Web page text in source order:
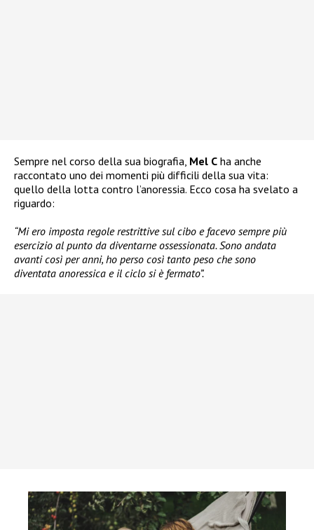
Sempre nel corso della sua biografia, Mel C ha anche
raccontato uno dei momenti più difficili della sua vita:
quello della lotta contro l’anoressia. Ecco cosa ha svelato a
riguardo:
“Mi ero imposta regole restrittive sul cibo e facevo sempre più
esercizio al punto da diventarne ossessionata. Sono andata
avanti così per anni, ho perso così tanto peso che sono
diventata anoressica e il ciclo si è fermato”.